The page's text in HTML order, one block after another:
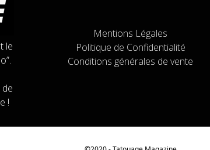
le
!
Mentions Légales
Politique de Confidentialité
Conditions générales de vente